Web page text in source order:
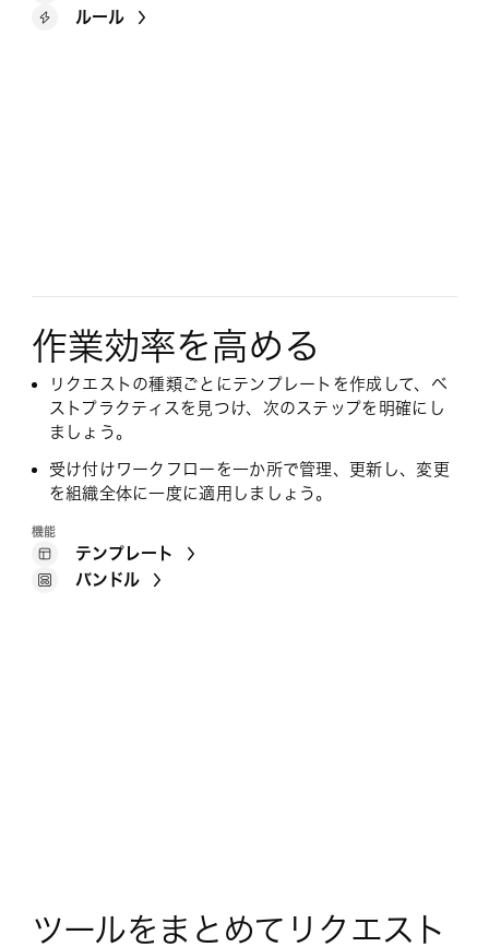
ルール
作業効率を高める
リクエストの種類ごとにテンプレートを作成して、ベ
ストプラクティスを見つけ、次のステップを明確にし
ましょう。
受け付けワークフローを一か所で管理、更新し、変更
を組織全体に一度に適用しましょう。
機能
テンプレート
バンドル
ツールをまとめてリクエスト